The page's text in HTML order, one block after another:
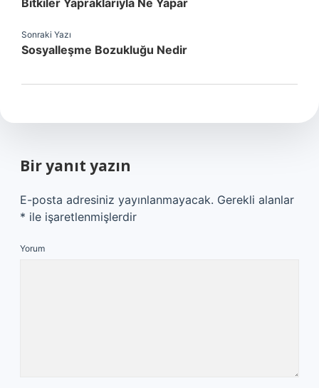
Bitkiler Yapraklarıyla Ne Yapar
Sonraki Yazı
Sosyalleşme Bozukluğu Nedir
Bir yanıt yazın
E-posta adresiniz yayınlanmayacak. Gerekli alanlar
* ile işaretlenmişlerdir
Yorum